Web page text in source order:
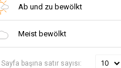
Ab und zu bewölkt
Meist bewölkt
Sayfa başına satır sayısı: